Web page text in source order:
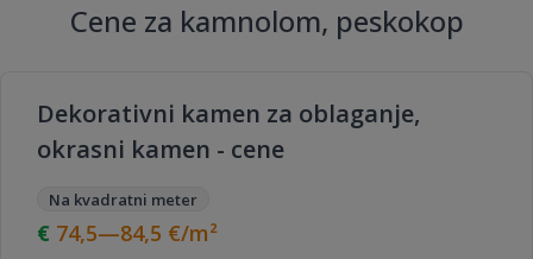
Cene za kamnolom, peskokop
Dekorativni kamen za oblaganje,
okrasni kamen - cene
Na kvadratni meter
74,5—84,5 €/m²